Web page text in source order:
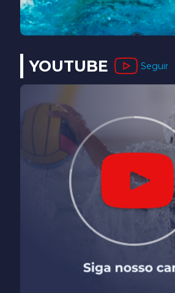
YOUTUBE Seguir